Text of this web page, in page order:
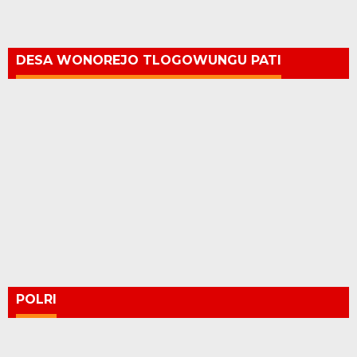
DESA WONOREJO TLOGOWUNGU PATI
POLRI